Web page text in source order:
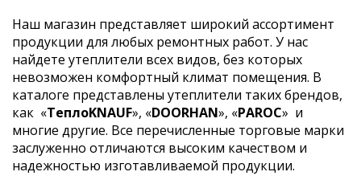
Наш магазин представляет широкий ассортимент
продукции для любых ремонтных работ. У нас
найдете утеплители всех видов, без которых
невозможен комфортный климат помещения. В
каталоге представлены утеплители таких брендов,
как «ТеплоKNAUF», «DOORHAN», «PAROC» и
многие другие. Все перечисленные торговые марки
заслуженно отличаются высоким качеством и
надежностью изготавливаемой продукции.